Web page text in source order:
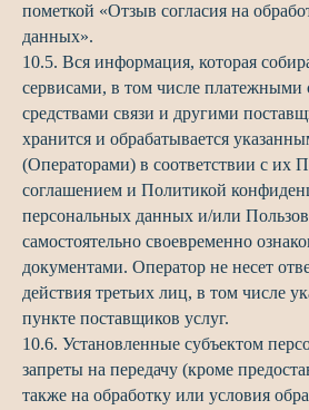
пометкой «Отзыв согласия на
данных».
10.5. Вся информация, которая
сервисами, в том числе платежными
средствами связи и другими
хранится и обрабатывается
(Операторами) в соответствии с их
соглашением и Политикой
персональных данных и/или
самостоятельно своевременно
документами. Оператор не несет
действия третьих лиц, в том числе
пункте поставщиков услуг.
10.6. Установленные субъектом
запреты на передачу (кроме
также на обработку или условия